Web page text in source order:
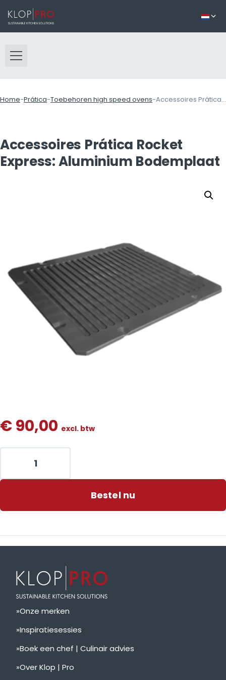
Home-Prática-Toebehoren high speed ovens-Accessoires Prática Rocket Express: Aluminium Bodemplaat
Accessoires Prática Rocket
Express: Aluminium Bodemplaat
€90,00 excl. btw
Bestel nu
Onze merken
Inspiratiesessies
Boek een chef | Culinair advies
Over Klop | Pro